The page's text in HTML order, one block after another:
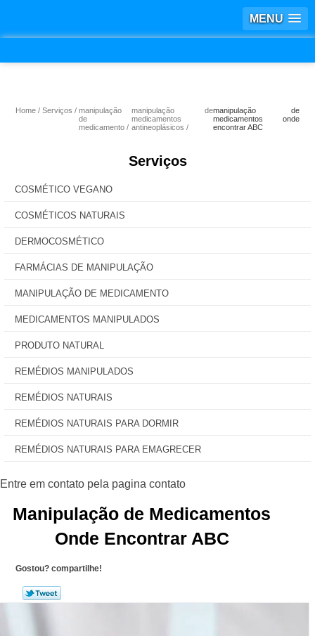
MENU
Home Serviços
manipulação
de
medicamento
manipulação de
medicamentos
antineoplásicos
manipulação de
medicamentos onde
encontrar ABC
Serviços
COSMÉTICO VEGANO
COSMÉTICOS NATURAIS
DERMOCOSMÉTICO
FARMÁCIAS DE MANIPULAÇÃO
MANIPULAÇÃO DE MEDICAMENTO
MEDICAMENTOS MANIPULADOS
PRODUTO NATURAL
REMÉDIOS MANIPULADOS
REMÉDIOS NATURAIS
REMÉDIOS NATURAIS PARA DORMIR
REMÉDIOS NATURAIS PARA EMAGRECER
Manipulação de Medicamentos
Onde Encontrar ABC
Gostou? compartilhe!